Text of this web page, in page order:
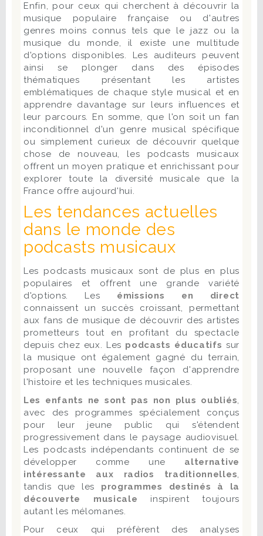
Enfin, pour ceux qui cherchent à découvrir la
musique populaire française ou d'autres
genres moins connus tels que le jazz ou la
musique du monde, il existe une multitude
d'options disponibles. Les auditeurs peuvent
ainsi se plonger dans des épisodes
thématiques présentant les artistes
emblématiques de chaque style musical et en
apprendre davantage sur leurs influences et
leur parcours. En somme, que l'on soit un fan
inconditionnel d'un genre musical spécifique
ou simplement curieux de découvrir quelque
chose de nouveau, les podcasts musicaux
offrent un moyen pratique et enrichissant pour
explorer toute la diversité musicale que la
France offre aujourd'hui.
Les tendances actuelles
dans le monde des
podcasts musicaux
Les podcasts musicaux sont de plus en plus
populaires et offrent une grande variété
d'options. Les émissions en direct
connaissent un succès croissant, permettant
aux fans de musique de découvrir des artistes
prometteurs tout en profitant du spectacle
depuis chez eux. Les podcasts éducatifs sur
la musique ont également gagné du terrain,
proposant une nouvelle façon d'apprendre
l'histoire et les techniques musicales.
Les enfants ne sont pas non plus oubliés,
avec des programmes spécialement conçus
pour leur jeune public qui s'étendent
progressivement dans le paysage audiovisuel.
Les podcasts indépendants continuent de se
développer comme une alternative
intéressante aux radios traditionnelles,
tandis que les programmes destinés à la
découverte musicale inspirent toujours
autant les mélomanes.
Pour ceux qui préfèrent des analyses